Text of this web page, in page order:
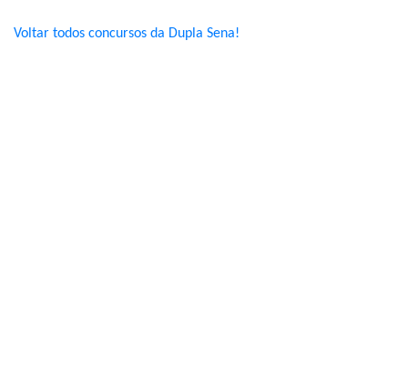
Voltar todos concursos da Dupla Sena!